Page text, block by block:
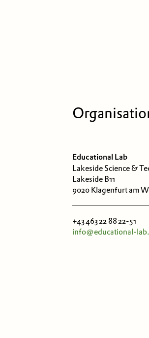
Educational Lab
Lakeside Science &
Lakeside B11
9020 Klagenfurt am
+43 463 22 88 22-51
info@educational-